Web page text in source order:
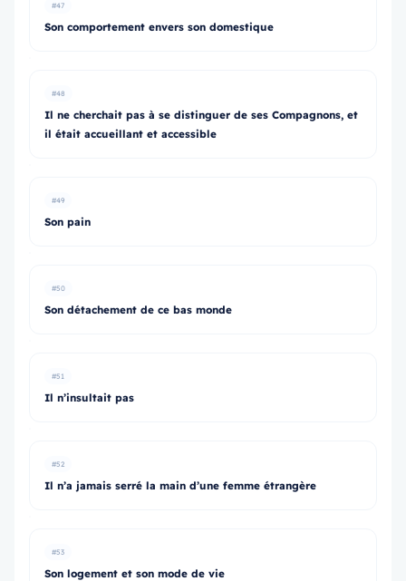
#47
Son comportement envers son domestique
#48
Il ne cherchait pas à se distinguer de ses Compagnons, et
il était accueillant et accessible
#49
Son pain
#50
Son détachement de ce bas monde
#51
Il n’insultait pas
#52
Il n’a jamais serré la main d’une femme étrangère
#53
Son logement et son mode de vie